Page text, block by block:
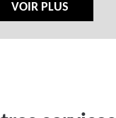
VOIR PLUS